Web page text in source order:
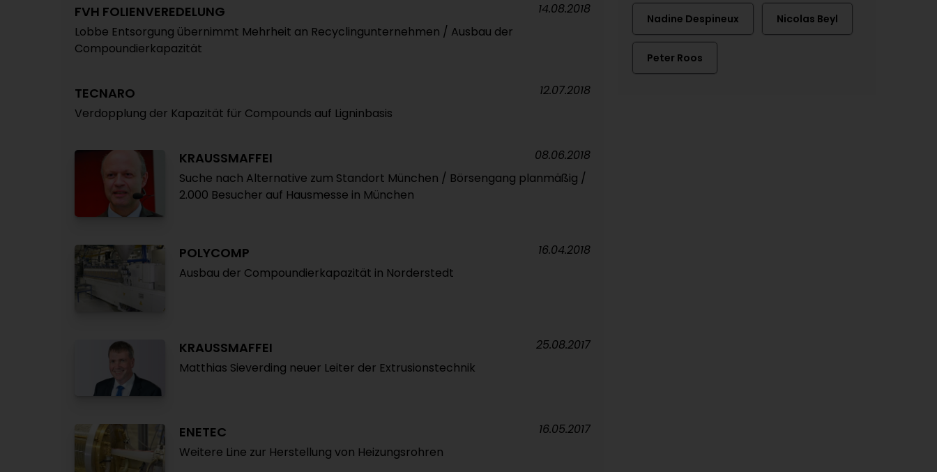
FVH FOLIENVEREDELUNG
Lobbe Entsorgung übernimmt Mehrheit an Recyclingunternehmen / Ausbau der
Compoundierkapazität
14.08.2018
TECNARO
Verdopplung der Kapazität für Compounds auf Ligninbasis
12.07.2018
KRAUSSMAFFEI
Suche nach Alternative zum Standort München / Börsengang planmäßig /
2.000 Besucher auf Hausmesse in München
08.06.2018
POLYCOMP
Ausbau der Compoundierkapazität in Norderstedt
16.04.2018
KRAUSSMAFFEI
Matthias Sieverding neuer Leiter der Extrusionstechnik
25.08.2017
ENETEC
Weitere Line zur Herstellung von Heizungsrohren
16.05.2017
Nadine Despineux Nicolas Beyl
Peter Roos